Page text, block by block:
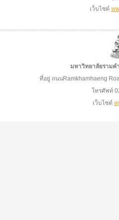
เว็บไซต์
มหาวิทยาลัยรามค
ที่อยู่ ถนนRamkhamhaeng
โทรศัพท์
เว็บไซต์